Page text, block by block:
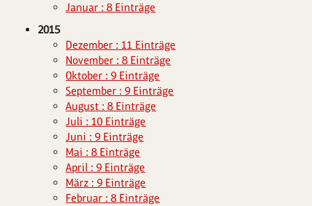
Januar : 8 Einträge
2015
Dezember : 11 Einträge
November : 8 Einträge
Oktober : 9 Einträge
September : 9 Einträge
August : 8 Einträge
Juli : 10 Einträge
Juni : 9 Einträge
Mai : 8 Einträge
April : 9 Einträge
März : 9 Einträge
Februar : 8 Einträge